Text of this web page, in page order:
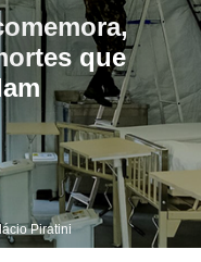
que
Piratini